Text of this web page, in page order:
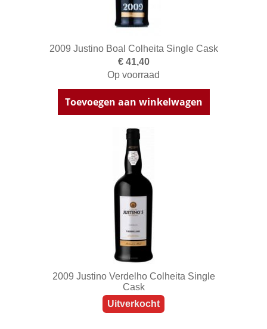
2009 Justino Boal Colheita Single Cask
€ 41,40
Op voorraad
Toevoegen aan winkelwagen
2009 Justino Verdelho Colheita Single
Cask
Uitverkocht